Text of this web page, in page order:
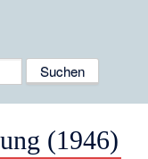
(1946)